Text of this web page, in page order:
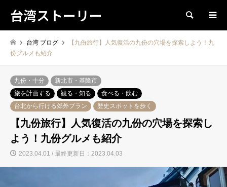
台湾ストーリー 検索
台湾 ブログ
【九份旅行】人気復活の九份の穴場を探索しよう！九
份グルメも紹介
九份・十分
新北市・基隆市
旅を計画する
観る・知る
食べる・飲む
台北から行ける郊外プラン
歴史スポットを歩く
【九份旅行】人気復活の九份の穴場を探索し
よう！九份グルメも紹介
2023.04.01 / 最終更新日：2023.04.03